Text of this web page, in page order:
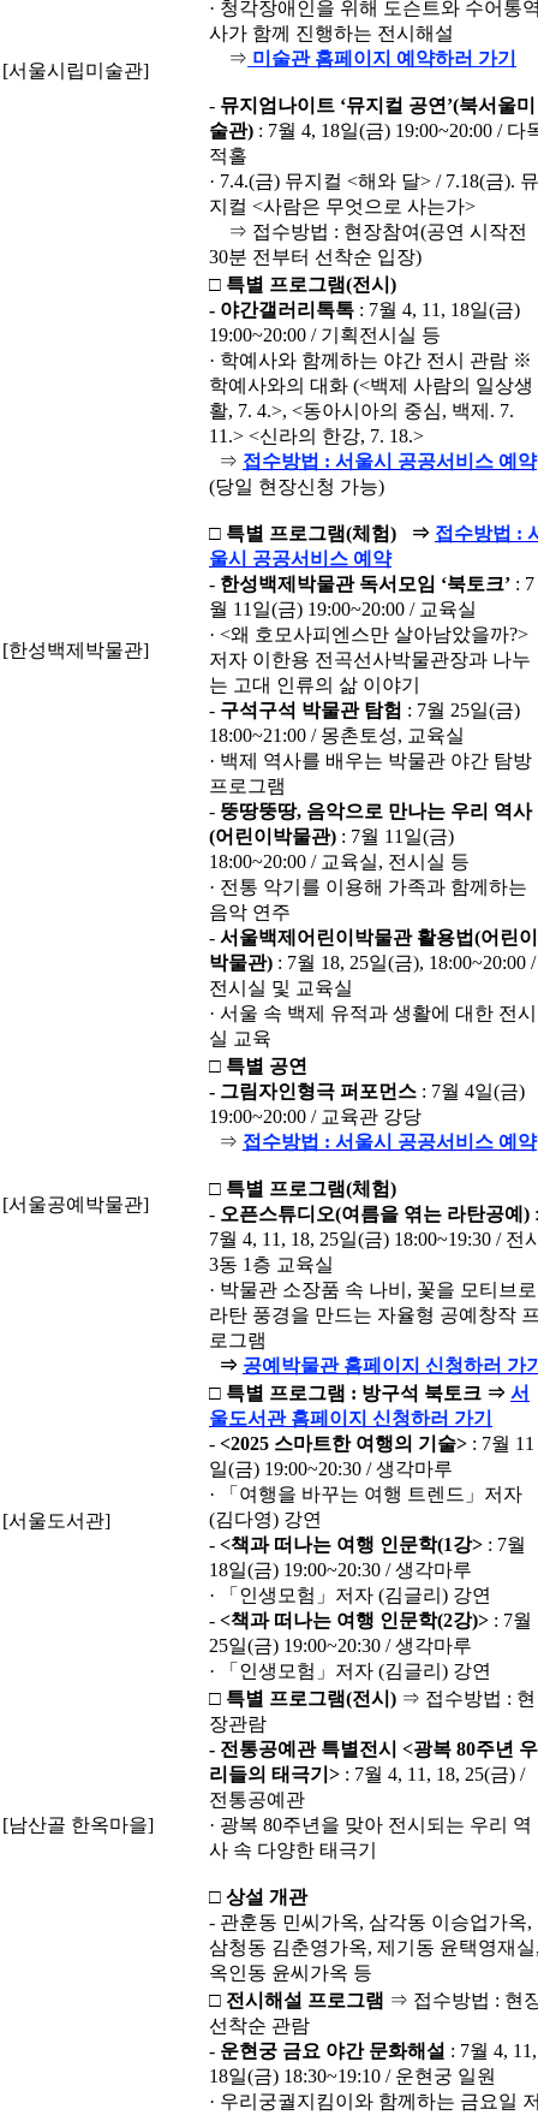
[서울시립미술관]
· 청각장애인을 위해 도슨트와 수어통
사가 함께 진행하는 전시해설
⇒ 미술관 홈페이지 예약하러 가기
- 뮤지엄나이트 ‘뮤지컬 공연 ’(북서울미
술관) : 7월 4, 18일(금) 19:00~20:00 / 다
적홀
· 7.4.(금) 뮤지컬 <해와 달> / 7.18(금). 뮤
지컬 <사람은 무엇으로 사는가>
⇒ 접수방법 : 현장참여(공연 시작전
30분 전부터 선착순 입장)
[한성백제박물관]
□ 특별 프로그램(전시 )
- 야간갤러리톡톡 : 7월 4, 11, 18일(금)
19:00~20:00 / 기획전시실 등
· 학예사와 함께하는 야간 전시 관람 ※
학예사와의 대화 (<백제 사람의 일상생
활, 7. 4.>, <동아시아의 중심, 백제. 7.
11.> <신라의 한강, 7. 18.>
⇒ 접수방법 : 서울시 공공서비스 예약
(당일 현장신청 가능)
□ 특별 프로그램(체험) ⇒ 접수방법 :
울시 공공서비스 예약
- 한성백제박물관 독서모임 ‘북토크’ : 7
월 11일(금) 19:00~20:00 / 교육실
· <왜 호모사피엔스만 살아남았을까?>
저자 이한용 전곡선사박물관장과 나누
는 고대 인류의 삶 이야기
- 구석구석 박물관 탐험 : 7월 25일(금)
18:00~21:00 / 몽촌토성, 교육실
· 백제 역사를 배우는 박물관 야간 탐방
프로그램
- 뚱땅뚱땅, 음악으로 만나는 우리 역사
(어린이박물관) : 7월 11일(금)
18:00~20:00 / 교육실, 전시실 등
· 전통 악기를 이용해 가족과 함께하는
음악 연주
- 서울백제어린이박물관 활용법(어린이
박물관) : 7월 18, 25일(금), 18:00~20:00 /
전시실 및 교육실
· 서울 속 백제 유적과 생활에 대한 전시
실 교육
[서울공예박물관]
□ 특별 공연
- 그림자인형극 퍼포먼스 : 7월 4일(금)
19:00~20:00 / 교육관 강당
⇒ 접수방법 : 서울시 공공서비스 예약
□ 특별 프로그램(체험)
- 오픈스튜디오(여름을 엮는 라탄공예 ) :
7월 4, 11, 18, 25일(금) 18:00~19:30 / 전
3동 1층 교육실
· 박물관 소장품 속 나비, 꽃을 모티브로
라탄 풍경을 만드는 자율형 공예창작
로그램
⇒ 공예박물관 홈페이지 신청하러 가
[서울도서관]
□ 특별 프로그램 : 방구석 북토크 ⇒ 서
울도서관 홈페이지 신청하러 가기
- <2025 스마트한 여행의 기술> : 7월 11
일(금) 19:00~20:30 / 생각마루
· 「여행을 바꾸는 여행 트렌드」저자
(김다영) 강연
- <책과 떠나는 여행 인문학(1강> : 7월
18일(금) 19:00~20:30 / 생각마루
· 「인생모험」저자 (김글리) 강연
- <책과 떠나는 여행 인문학(2강)> : 7월
25일(금) 19:00~20:30 / 생각마루
· 「인생모험」저자 (김글리) 강연
[남산골 한옥마을]
□ 특별 프로그램(전시 ) ⇒ 접수방법 : 현
장관람
- 전통공예관 특별전시 <광복 80주년 우
리들의 태극기 > : 7월 4, 11, 18, 25(금) /
전통공예관
· 광복 80주년을 맞아 전시되는 우리 역
사 속 다양한 태극기
□ 상설 개관
- 관훈동 민씨가옥, 삼각동 이승업가옥,
삼청동 김춘영가옥, 제기동 윤택영재
옥인동 윤씨가옥 등
□ 전시해설 프로그램 ⇒ 접수방법 : 현
선착순 관람
- 운현궁 금요 야간 문화해설 : 7월 4, 11,
18일(금) 18:30~19:10 / 운현궁 일원
· 우리궁궐지킴이와 함께하는 금요일